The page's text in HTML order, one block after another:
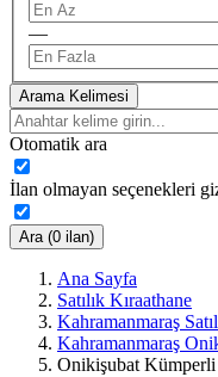
—
Arama Kelimesi
Otomatik ara
İlan olmayan seçenekleri
Ara (0 ilan)
Ana Sayfa
Satılık Kıraathane
Kahramanmaraş
Kahramanmaraş
Onikişubat Kümperli